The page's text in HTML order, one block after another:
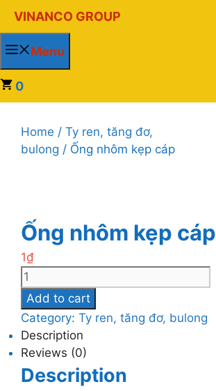
đến
nội
VINANCO GROUP
Menu
0
Home / Ty ren, tăng đơ,
bulong / Ống nhôm kẹp cáp
Ống nhôm kẹp cáp
1₫
Ống
nhôm
kẹp
cáp
quantity
Add to cart
Category: Ty ren, tăng đơ, bulong
Description
Reviews (0)
Description